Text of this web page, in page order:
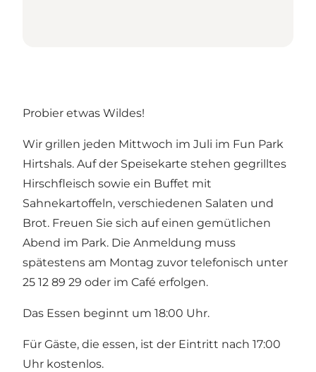
Probier etwas Wildes!
Wir grillen jeden Mittwoch im Juli im Fun Park
Hirtshals. Auf der Speisekarte stehen gegrilltes
Hirschfleisch sowie ein Buffet mit
Sahnekartoffeln, verschiedenen Salaten und
Brot. Freuen Sie sich auf einen gemütlichen
Abend im Park. Die Anmeldung muss
spätestens am Montag zuvor telefonisch unter
25 12 89 29 oder im Café erfolgen.
Das Essen beginnt um 18:00 Uhr.
​Für Gäste, die essen, ist der Eintritt nach 17:00
Uhr kostenlos.